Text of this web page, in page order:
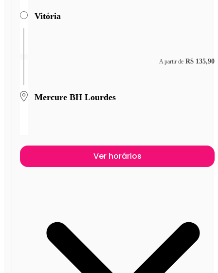
Vitória
Mercure BH Lourdes
A partir de R$ 135,90
Ver horários